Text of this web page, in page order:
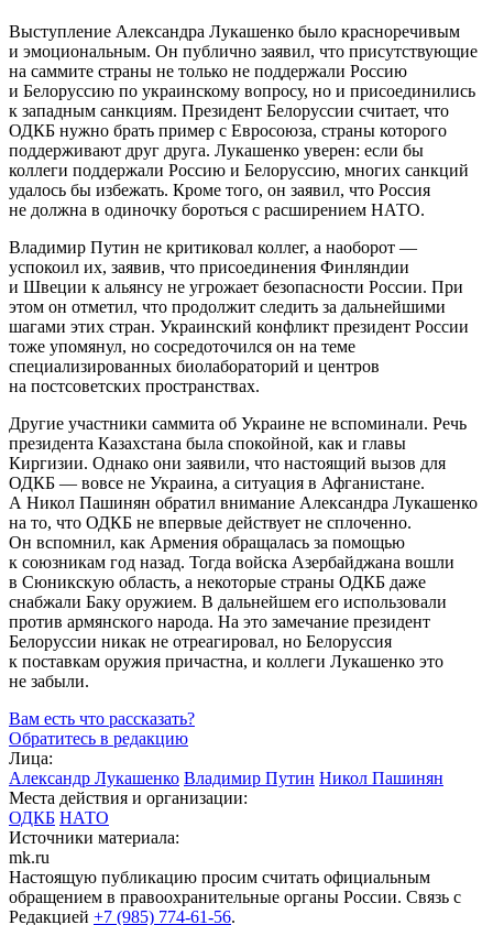
Выступление Александра Лукашенко было красноречивым
и эмоциональным. Он публично заявил, что присутствующие
на саммите страны не только не поддержали Россию
и Белоруссию по украинскому вопросу, но и присоединились
к западным санкциям. Президент Белоруссии считает, что
ОДКБ нужно брать пример с Евросоюза, страны которого
поддерживают друг друга. Лукашенко уверен: если бы
коллеги поддержали Россию и Белоруссию, многих санкций
удалось бы избежать. Кроме того, он заявил, что Россия
не должна в одиночку бороться с расширением НАТО.
Владимир Путин не критиковал коллег, а наоборот —
успокоил их, заявив, что присоединения Финляндии
и Швеции к альянсу не угрожает безопасности России. При
этом он отметил, что продолжит следить за дальнейшими
шагами этих стран. Украинский конфликт президент России
тоже упомянул, но сосредоточился он на теме
специализированных биолабораторий и центров
на постсоветских пространствах.
Другие участники саммита об Украине не вспоминали. Речь
президента Казахстана была спокойной, как и главы
Киргизии. Однако они заявили, что настоящий вызов для
ОДКБ — вовсе не Украина, а ситуация в Афганистане.
А Никол Пашинян обратил внимание Александра Лукашенко
на то, что ОДКБ не впервые действует не сплоченно.
Он вспомнил, как Армения обращалась за помощью
к союзникам год назад. Тогда войска Азербайджана вошли
в Сюникскую область, а некоторые страны ОДКБ даже
снабжали Баку оружием. В дальнейшем его использовали
против армянского народа. На это замечание президент
Белоруссии никак не отреагировал, но Белоруссия
к поставкам оружия причастна, и коллеги Лукашенко это
не забыли.
Вам есть что рассказать?
Обратитесь в редакцию
Лица:
Александр Лукашенко Владимир Путин Никол Пашинян
Места действия и организации:
ОДКБ НАТО
Источники материала:
mk.ru
Настоящую публикацию просим считать официальным
обращением в правоохранительные органы России. Связь с
Редакцией +7 (985) 774-61-56.